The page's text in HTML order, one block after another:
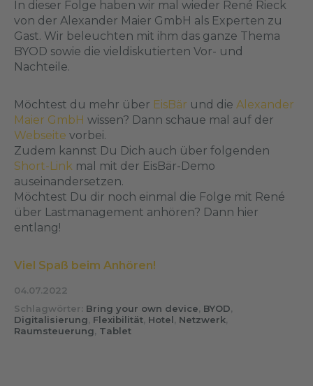
In dieser Folge haben wir mal wieder René Rieck
von der Alexander Maier GmbH als Experten zu
Gast. Wir beleuchten mit ihm das ganze Thema
BYOD sowie die vieldiskutierten Vor- und
Nachteile.
Möchtest du mehr über EisBär und die Alexander
Maier GmbH wissen? Dann schaue mal auf der
Webseite vorbei.
Zudem kannst Du Dich auch über folgenden
Short-Link mal mit der EisBär-Demo
auseinandersetzen.
Möchtest Du dir noch einmal die Folge mit René
über Lastmanagement anhören? Dann hier
entlang!
Viel Spaß beim Anhören!
04.07.2022
Schlagwörter: Bring your own device, BYOD,
Digitalisierung, Flexibilität, Hotel, Netzwerk,
Raumsteuerung, Tablet